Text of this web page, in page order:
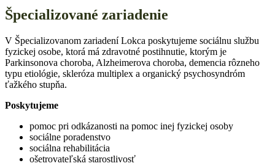
Špecializované zariadenie
V Špecializovanom zariadení Lokca poskytujeme sociálnu službu
fyzickej osobe, ktorá má zdravotné postihnutie, ktorým je
Parkinsonova choroba, Alzheimerova choroba, demencia rôzneho
typu etiológie, skleróza multiplex a organický psychosyndróm
ťažkého stupňa.
Poskytujeme
pomoc pri odkázanosti na pomoc inej fyzickej osoby
sociálne poradenstvo
sociálna rehabilitácia
ošetrovateľská starostlivosť